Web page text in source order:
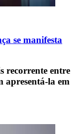
se manifesta
recorrente entre
apresentá-la em